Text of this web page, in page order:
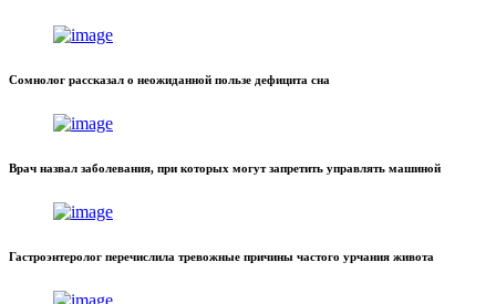
Сомнолог рассказал о неожиданной пользе дефицита сна
Врач назвал заболевания, при которых могут запретить управлять машиной
Гастроэнтеролог перечислила тревожные причины частого урчания живота